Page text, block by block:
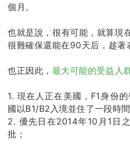
個月。
也就是說，很有可能，就算現
很難確保還能在90天后，趁著
也正因此， 最大可能的受益人
1. 現在人正在美國，F1身份
國以B1/B2入境並住了一段時
2. 優先日在2014年10月1日
批；